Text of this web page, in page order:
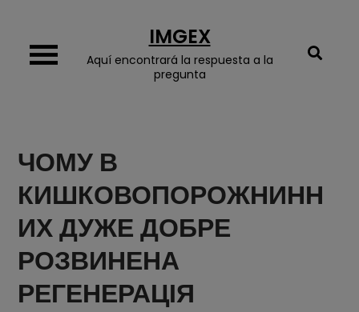
content
IMGEX
Aquí encontrará la respuesta a la
pregunta
ЧОМУ В
КИШКОВОПОРОЖНИНН
ИХ ДУЖЕ ДОБРЕ
РОЗВИНЕНА
РЕГЕНЕРАЦІЯ